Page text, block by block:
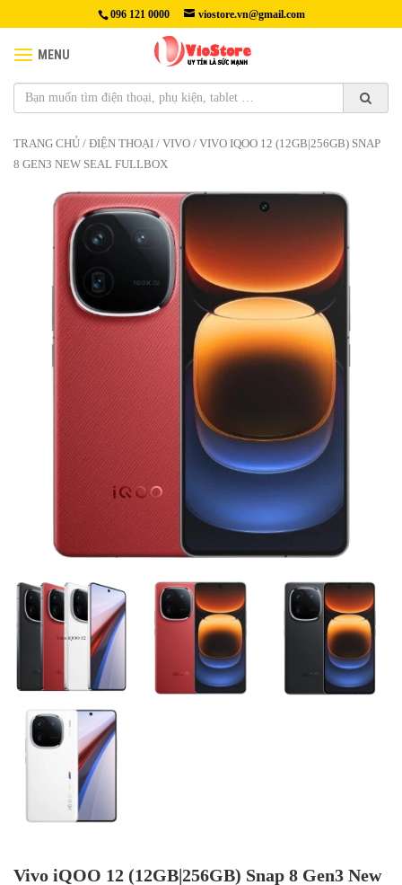
096 121 0000 viostore.vn@gmail.com
MENU
TRANG CHỦ / ĐIỆN THOẠI / VIVO / VIVO IQOO 12 (12GB|256GB) SNAP
8 GEN3 NEW SEAL FULLBOX
Vivo iQOO 12 (12GB|256GB) Snap 8 Gen3 New